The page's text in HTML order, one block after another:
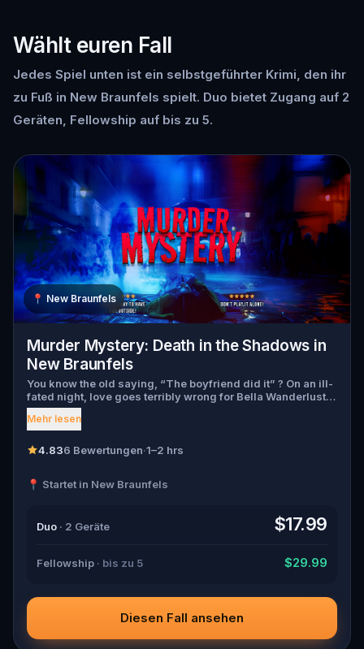
Wählt euren Fall
Jedes Spiel unten ist ein selbstgeführter Krimi, den ihr
zu Fuß in New Braunfels spielt. Duo bietet Zugang auf 2
Geräten, Fellowship auf bis zu 5.
📍 New Braunfels
Murder Mystery: Death in the Shadows in
New Braunfels
You know the old saying, “The boyfriend did it” ? On an ill-
fated night, love goes terribly wrong for Bella Wanderlust
and Walter Bridges . Bella, a famous travel blogger, was
found dead during a ghost tour led by the theatrical Percy
Walter, the obsessed boyfriend? Percy, the ghost tour
suspects, and expose the real murderer before they strike
Mehr lesen
4.836 Bewertungen·1–2 hrs
📍 Startet in New Braunfels
Duo · 2 Geräte $17.99
Fellowship · bis zu 5 $29.99
Diesen Fall ansehen